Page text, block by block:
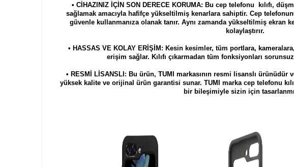
• CİHAZINIZ İÇİN SON DERECE KORUMA: Bu cep telefonu kılıfı,
sağlamak amacıyla hafifçe yükseltilmiş kenarlara sahiptir. Cep
güvenle kullanmanıza olanak tanır. Aynı zamanda yükseltilmiş ekran
kolaylaştırır.
• HASSAS VE KOLAY ERİŞİM: Kesin kesimler, tüm portlara,
erişim sağlar. Kılıfı çıkarmadan tüm fonksiyonları
• RESMİ LİSANSLI: Bu ürün, TUMI markasının resmi lisanslı ürünüdür
yüksek kalite ve orijinal ürün garantisi sunar. TUMI marka cep telefonu
bir bileşimiyle sizin için